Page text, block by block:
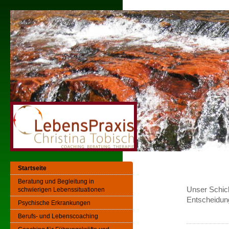
Unser
Startseite
Beratung und Begleitung in
schwierigen Lebenssituationen
Psychische Erkrankungen
Berufs- und Lebenscoaching